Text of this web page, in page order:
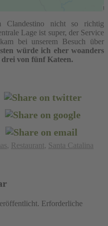
nicht so richtig
Lage ist super, der Service
bei unserem Besuch über
würde ich eher woanders
von fünf Kateen.
, Restaurant, Santa Catalina
Erforderliche